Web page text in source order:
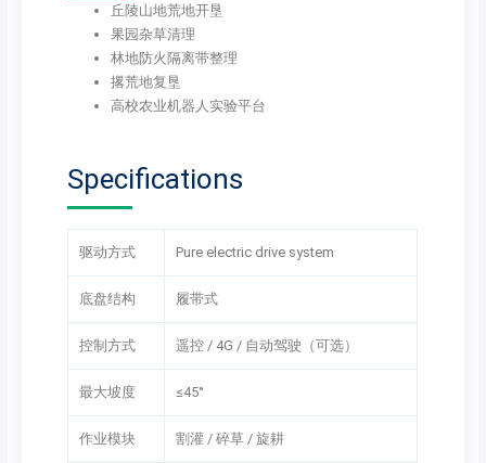
丘陵山地荒地开垦
果园杂草清理
林地防火隔离带整理
撂荒地复垦
高校农业机器人实验平台
Specifications
驱动方式 Pure electric drive system
底盘结构 履带式
控制方式 遥控 / 4G / 自动驾驶（可选）
最大坡度 ≤45°
作业模块 割灌 / 碎草 / 旋耕